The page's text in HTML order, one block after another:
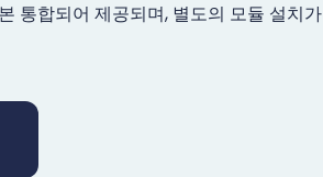
통합되어 제공되며, 별도의 모듈 설치가